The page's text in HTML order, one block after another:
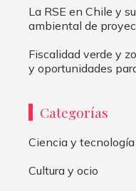
La RSE en Chile y
ambiental de
Fiscalidad verde y
y oportunidades
Categorías
Ciencia y tecnología
Cultura y ocio